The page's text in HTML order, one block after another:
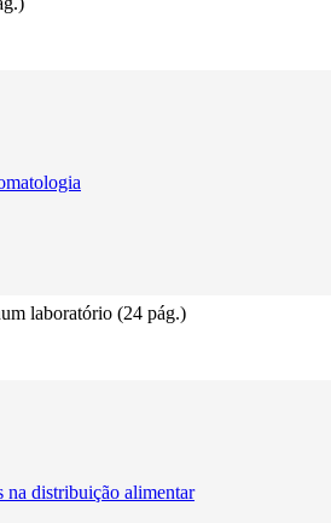
laboratório (24 pág.)
na distribuição alimentar